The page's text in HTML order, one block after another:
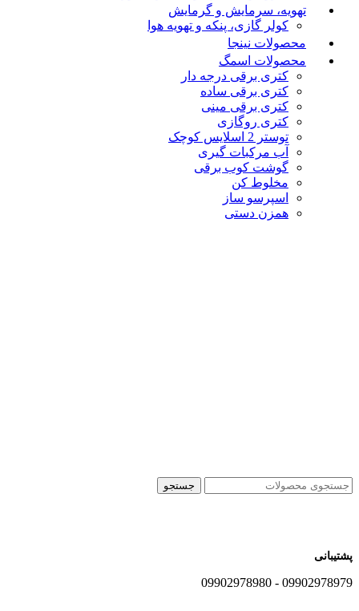
تهویه، سرمایش و گرمایش
کولر گازی، پنکه و تهویه هوا
محصولات نینجا
محصولات اسمگ
کتری برقی درجه دار
کتری برقی ساده
کتری برقی مینی
کتری روگازی
توستر 2 اسلایس کوچک
آب مرکبات گیری
گوشت کوب برقی
مخلوط کن
اسپرسو ساز
همزن دستی
جستجو
پشتیبانی
09902978979 - 09902978980